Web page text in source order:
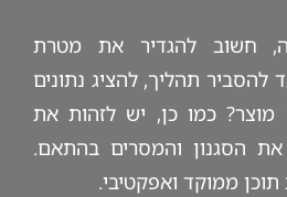
חשוב להגדיר את מטרת
להסביר תהליך, להציג נתונים
מוצר? כמו כן, יש לזהות את
הסגנון והמסרים בהתאם.
תוכן ממוקד ואפקטיבי.